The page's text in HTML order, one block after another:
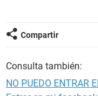
Compartir
Consulta también:
NO PUEDO ENTRAR